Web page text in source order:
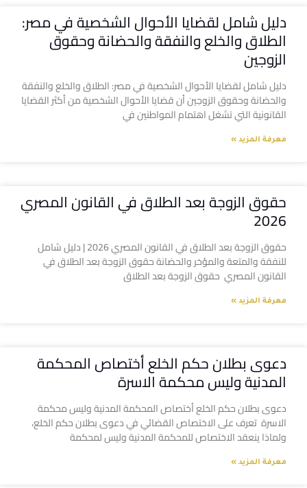
دليل شامل لقضايا الأحوال الشخصية في مصر:
الطلاق والخلع والنفقة والحضانة وحقوق
الزوجين
دليل شامل لقضايا الأحوال الشخصية في مصر: الطلاق والخلع والنفقة
والحضانة وحقوق الزوجين أن قضايا الأحوال الشخصية من أكثر القضايا
القانونية التي تشغل اهتمام المواطنين في
معرفة المزيد »
حقوق الزوجة بعد الطلاق في القانون المصري
2026
حقوق الزوجة بعد الطلاق في القانون المصري 2026 | دليل شامل
للنفقة والمتعة والمؤخر والحضانة حقوق الزوجة بعد الطلاق في
القانون المصري حقوق الزوجة بعد الطلاق
معرفة المزيد »
دعوى بطلان حكم الخلع أختصاص المحكمة
المدنية وليس محكمة الاسرة
دعوى بطلان حكم الخلع أختصاص المحكمة المدنية وليس محكمة
الاسرة تعرف على الاختصاص القضائي في دعوى بطلان حكم الخلع،
ولماذا ينعقد الاختصاص للمحكمة المدنية وليس لمحكمة
معرفة المزيد »